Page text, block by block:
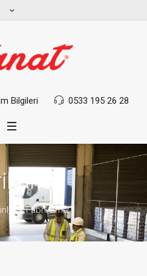
Bilgileri 0533 195 26 28
»Fabrikamız